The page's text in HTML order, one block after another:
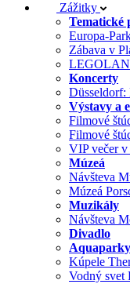
Zážitky
Tematické
Europa-
Zábava v
Koncerty
Düsseldorf:
Výstavy a
Filmové
Filmové
VIP večer
Múzeá
Návšteva
Múzeá
Muzikály
Návšteva
Divadlo
Aquaparky
Kúpele
Vodný svet